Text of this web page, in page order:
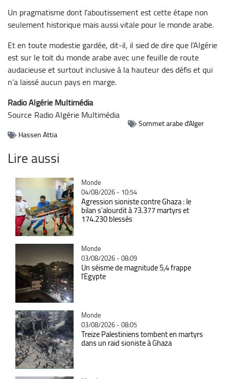
Un pragmatisme dont l’aboutissement est cette étape non
seulement historique mais aussi vitale pour le monde arabe.
Et en toute modestie gardée, dit-il, il sied de dire que l’Algérie
est sur le toit du monde arabe avec une feuille de route
audacieuse et surtout inclusive à la hauteur des défis et qui
n’a laissé aucun pays en marge.
Radio Algérie Multimédia
Source Radio Algérie Multimédia
Sommet arabe d'Alger
Hassen Attia
Lire aussi
Catégorie
Monde
04/08/2026 - 10:54
Agression sioniste contre Ghaza : le
bilan s'alourdit à 73.377 martyrs et
174.230 blessés
Catégorie
Monde
03/08/2026 - 08:09
Un séisme de magnitude 5,4 frappe
l'Egypte
Catégorie
Monde
03/08/2026 - 08:05
Treize Palestiniens tombent en martyrs
dans un raid sioniste à Ghaza